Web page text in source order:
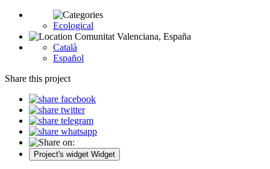
Ecological
Comunitat Valenciana, España
Català
Español
Share this project
Project's widget Widget